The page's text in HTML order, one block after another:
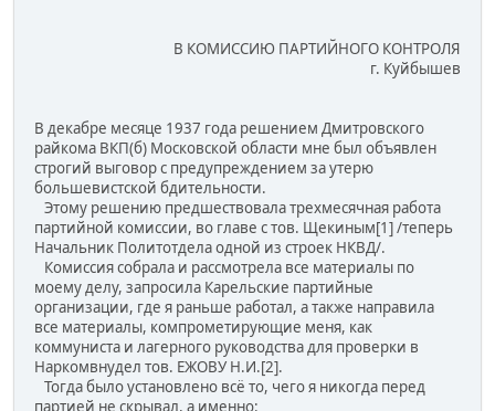
В КОМИССИЮ ПАРТИЙНОГО КОНТРОЛЯ
г. Куйбышев
В декабре месяце 1937 года решением Дмитровского
райкома ВКП(б) Московской области мне был объявлен
строгий выговор с предупреждением за утерю
большевистской бдительности.
Этому решению предшествовала трехмесячная работа
партийной комиссии, во главе с тов. Щекиным[1] /теперь
Начальник Политотдела одной из строек НКВД/.
Комиссия собрала и рассмотрела все материалы по
моему делу, запросила Карельские партийные
организации, где я раньше работал, а также направила
все материалы, компрометирующие меня, как
коммуниста и лагерного руководства для проверки в
Наркомвнудел тов. ЕЖОВУ Н.И.[2].
Тогда было установлено всё то, чего я никогда перед
партией не скрывал, а именно: